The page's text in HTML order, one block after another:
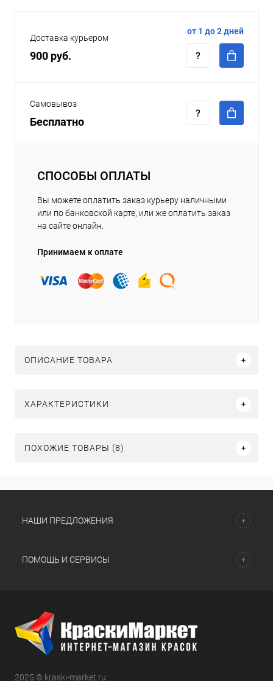
Доставка курьером
900 руб.
от 1 до 2 дней
Самовывоз
Бесплатно
СПОСОБЫ ОПЛАТЫ
Вы можете оплатить заказ курьеру наличными
или по банковской карте, или же оплатить заказ
на сайте онлайн.
Принимаем к оплате
ОПИСАНИЕ ТОВАРА
ХАРАКТЕРИСТИКИ
ПОХОЖИЕ ТОВАРЫ (8)
НАШИ ПРЕДЛОЖЕНИЯ
ПОМОЩЬ И СЕРВИСЫ
2025 © kraski-market.ru